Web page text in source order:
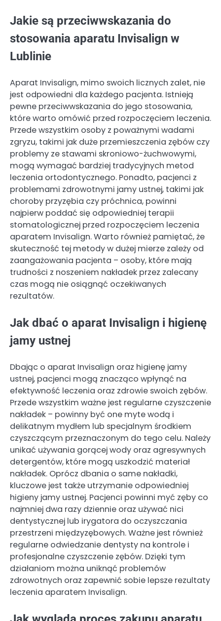
Jakie są przeciwwskazania do
stosowania aparatu Invisalign w
Lublinie
Aparat Invisalign, mimo swoich licznych zalet, nie
jest odpowiedni dla każdego pacjenta. Istnieją
pewne przeciwwskazania do jego stosowania,
które warto omówić przed rozpoczęciem leczenia.
Przede wszystkim osoby z poważnymi wadami
zgryzu, takimi jak duże przemieszczenia zębów czy
problemy ze stawami skroniowo-żuchwowymi,
mogą wymagać bardziej tradycyjnych metod
leczenia ortodontycznego. Ponadto, pacjenci z
problemami zdrowotnymi jamy ustnej, takimi jak
choroby przyzębia czy próchnica, powinni
najpierw poddać się odpowiedniej terapii
stomatologicznej przed rozpoczęciem leczenia
aparatem Invisalign. Warto również pamiętać, że
skuteczność tej metody w dużej mierze zależy od
zaangażowania pacjenta – osoby, które mają
trudności z noszeniem nakładek przez zalecany
czas mogą nie osiągnąć oczekiwanych
rezultatów.
Jak dbać o aparat Invisalign i higienę
jamy ustnej
Dbając o aparat Invisalign oraz higienę jamy
ustnej, pacjenci mogą znacząco wpłynąć na
efektywność leczenia oraz zdrowie swoich zębów.
Przede wszystkim ważne jest regularne czyszczenie
nakładek – powinny być one myte wodą i
delikatnym mydłem lub specjalnym środkiem
czyszczącym przeznaczonym do tego celu. Należy
unikać używania gorącej wody oraz agresywnych
detergentów, które mogą uszkodzić materiał
nakładek. Oprócz dbania o same nakładki,
kluczowe jest także utrzymanie odpowiedniej
higieny jamy ustnej. Pacjenci powinni myć zęby co
najmniej dwa razy dziennie oraz używać nici
dentystycznej lub irygatora do oczyszczania
przestrzeni międzyzębowych. Ważne jest również
regularne odwiedzanie dentysty na kontrole i
profesjonalne czyszczenie zębów. Dzięki tym
działaniom można uniknąć problemów
zdrowotnych oraz zapewnić sobie lepsze rezultaty
leczenia aparatem Invisalign.